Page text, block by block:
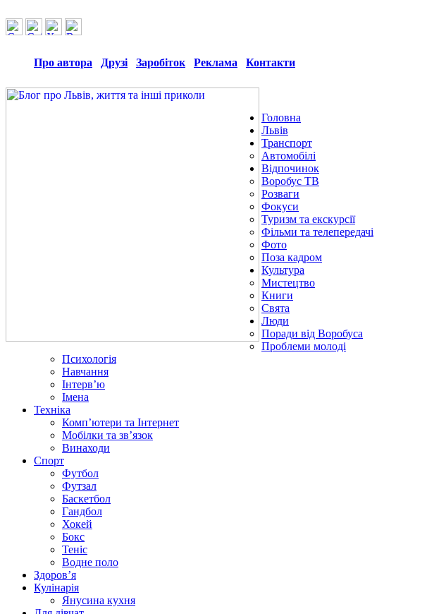
Про автора Друзі Заробіток Реклама Контакти
Головна
Львів
Транспорт
Автомобілі
Відпочинок
Воробус ТВ
Розваги
Фокуси
Туризм та екскурсії
Фільми та телепередачі
Фото
Поза кадром
Культура
Мистецтво
Книги
Свята
Люди
Поради від Воробуса
Проблеми молоді
Психологія
Навчання
Інтерв’ю
Імена
Техніка
Комп’ютери та Інтернет
Мобілки та зв’язок
Винаходи
Спорт
Футбол
Футзал
Баскетбол
Гандбол
Хокей
Бокс
Теніс
Водне поло
Здоров’я
Кулінарія
Янусина кухня